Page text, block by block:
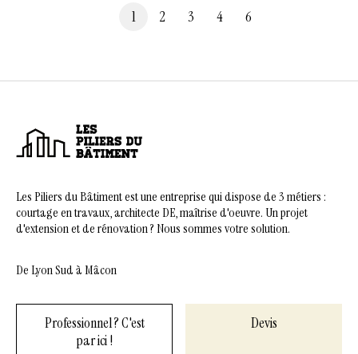
1 2 3 4 6
Les Piliers du Bâtiment est une entreprise qui dispose de 3 métiers :
courtage en travaux, architecte DE, maîtrise d'oeuvre. Un projet
d'extension et de rénovation ? Nous sommes votre solution.
De Lyon Sud à Mâcon
Professionnel ? C'est
par ici !
Devis